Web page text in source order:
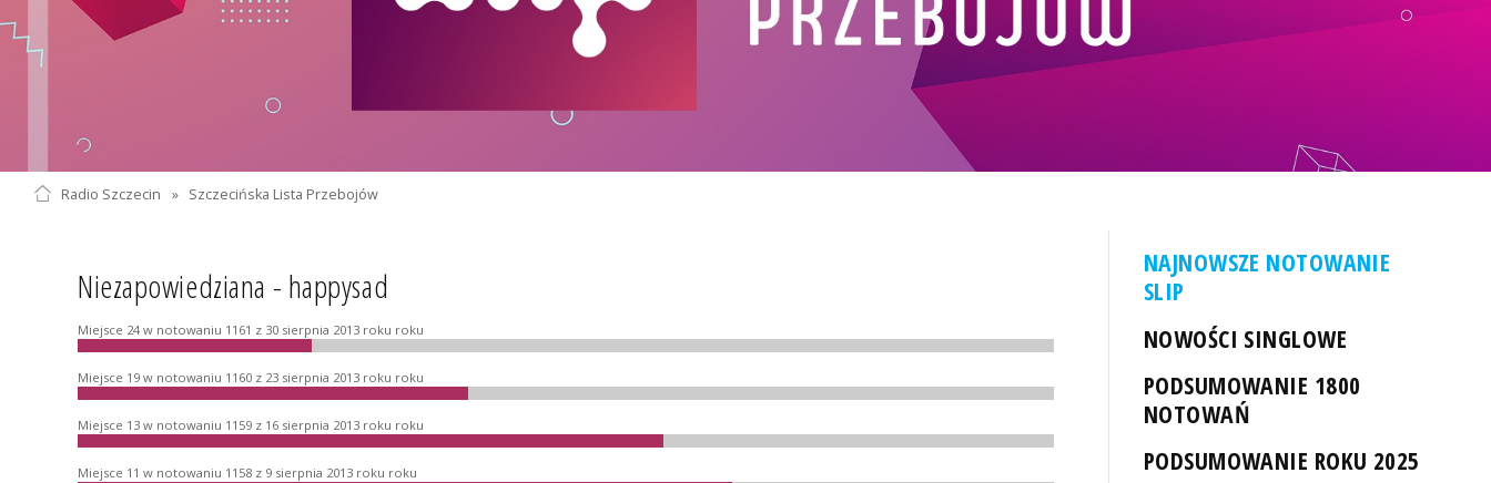
Radio Szczecin » Szczecińska Lista Przebojów
Niezapowiedziana - happysad
Miejsce 24 w notowaniu 1161 z 30 sierpnia 2013 roku roku
Miejsce 19 w notowaniu 1160 z 23 sierpnia 2013 roku roku
Miejsce 13 w notowaniu 1159 z 16 sierpnia 2013 roku roku
Miejsce 11 w notowaniu 1158 z 9 sierpnia 2013 roku roku
NAJNOWSZE NOTOWANIE
SLIP
NOWOŚCI SINGLOWE
PODSUMOWANIE 1800
NOTOWAŃ
PODSUMOWANIE ROKU 2025